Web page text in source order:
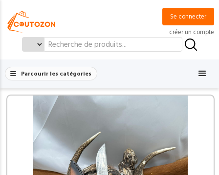
Search
Se connecter
créer un compte
Parcourir les catégories